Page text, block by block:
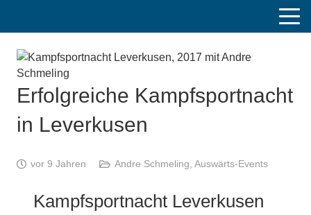
Erfolgreiche Kampfsportnacht
in Leverkusen
vor 9 Jahren Andre Schmeling Auswärts-Events
Kampfsportnacht Leverkusen